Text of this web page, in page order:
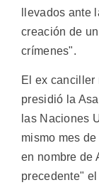
llevados ante
creación de
crímenes".
El ex canciller
presidió la
las Naciones
mismo mes
en nombre de
precedente"